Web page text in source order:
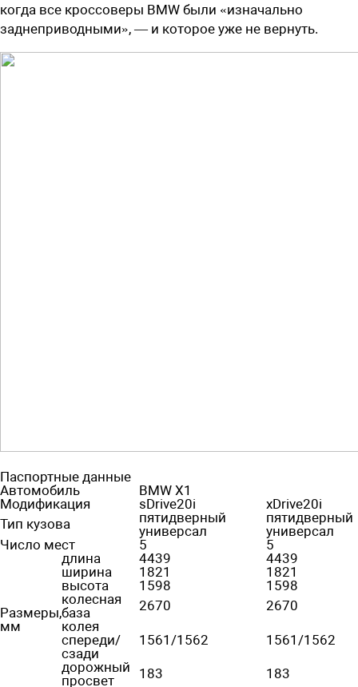
когда все кроссоверы BMW были «изначально
заднеприводными», — и которое уже не вернуть.
Паспортные данные
Автомобиль
BMW X1
Модификация
sDrive20i
xDrive20i
Тип кузова
пятидверный
универсал
пятидверный
универсал
Число мест
5 5
Размеры,
мм
длина 4439
4439
ширина
1821
1821
высота
1598
1598
колесная
база
2670
2670
колея
спереди/
сзади
1561/1562
1561/1562
дорожный
просвет
183
183